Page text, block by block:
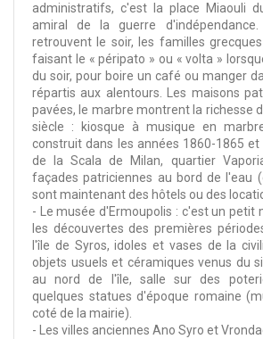
administratifs, c'est la place Miaouli
amiral de la guerre
retrouvent le soir, les familles
faisant le « péripato » ou « volta »
du soir, pour boire un café ou manger
répartis aux alentours. Les maisons
pavées, le marbre montrent la richesse
siècle : kiosque à musique en
construit dans les années 1860-1865
de la Scala de Milan, quartier
façades patriciennes au bord de l'eau
sont maintenant des hôtels ou des
- Le musée d'Ermoupolis : c'est un petit
les découvertes des premières
l'île de Syros, idoles et vases de la
objets usuels et céramiques venus du
au nord de l'île, salle sur des
quelques statues d'époque romaine
coté de la mairie).
- Les villes anciennes Ano Syro et